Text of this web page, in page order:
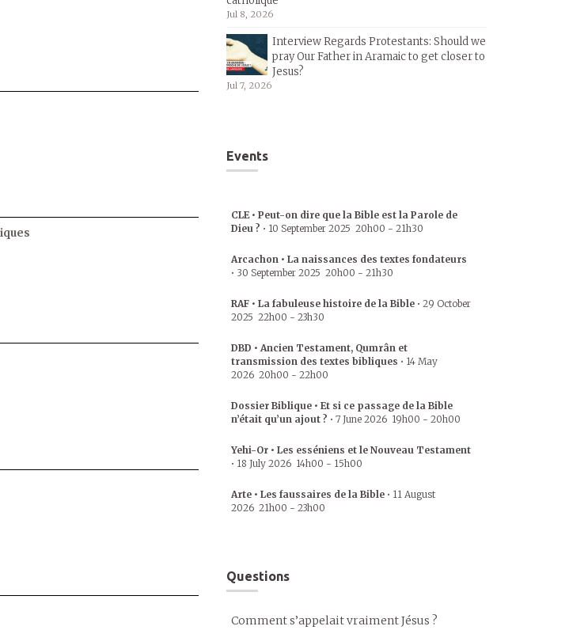
Jul 8, 2026
Interview Regards Protestants: Should we
pray Our Father in Aramaic to get closer to
Jesus?
Jul 7, 2026
Events
CLE • Peut-on dire que la Bible est la Parole de
Dieu ? • 10 September 2025 20h00 - 21h30
Arcachon • La naissances des textes fondateurs
• 30 September 2025 20h00 - 21h30
RAF • La fabuleuse histoire de la Bible • 29 October
2025 22h00 - 23h30
DBD • Ancien Testament, Qumrân et
transmission des textes bibliques • 14 May
2026 20h00 - 22h00
Dossier Biblique • Et si ce passage de la Bible
n’était qu’un ajout ? • 7 June 2026 19h00 - 20h00
Yehi-Or • Les esséniens et le Nouveau Testament
• 18 July 2026 14h00 - 15h00
Arte • Les faussaires de la Bible • 11 August
2026 21h00 - 23h00
Questions
Comment s’appelait vraiment Jésus ?